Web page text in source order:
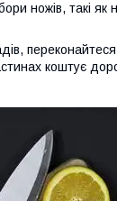
ножів, такі
коштує